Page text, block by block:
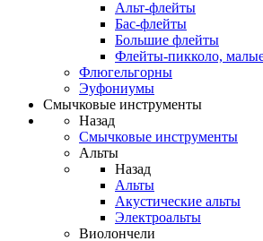
Альт-флейты
Бас-флейты
Большие флейты
Флейты-пикколо,
Флюгельгорны
Эуфониумы
Смычковые инструменты
Назад
Смычковые инструменты
Альты
Назад
Альты
Акустические альты
Электроальты
Виолончели